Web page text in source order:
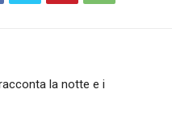
la notte e i